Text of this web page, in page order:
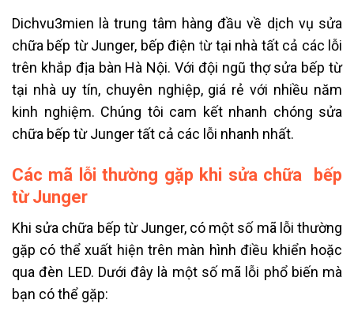
Dichvu3mien là trung tâm hàng đầu về dịch vụ sửa
chữa bếp từJunger, bếp điện từ tại nhà tất cả các lỗi
trên khắp địa bàn Hà Nội. Với đội ngũ thợ sửa bếp từ
tại nhà uy tín, chuyên nghiệp, giá rẻ với nhiều năm
kinh nghiệm. Chúng tôi cam kết nhanh chóng sửa
chữa bếp từJunger tất cả các lỗi nhanh nhất.
Các mã lỗi thường gặp khi sửa chữa bếp
từ Junger
Khi sửa chữa bếp từ Junger, có một số mã lỗi thường
gặp có thể xuất hiện trên màn hình điều khiển hoặc
qua đèn LED. Dưới đây là một số mã lỗi phổ biến mà
bạn có thể gặp: